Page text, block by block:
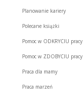
Planowanie kariery
Polecane książki
Pomoc w ODKRYCIU pracy
Pomoc w ZDOBYCIU pracy
Praca dla mamy
Praca marzeń